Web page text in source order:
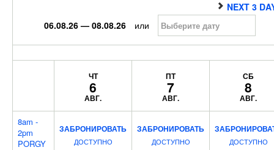
NEXT 3
06.08.26 — 08.08.26
или
ЧТ
6
АВГ.
ПТ
7
АВГ.
СБ
8
АВГ.
8am -
2pm
PORGY
ЗАБРОНИРОВАТЬ
ДОСТУПНО
ЗАБРОНИРОВАТЬ
ДОСТУПНО ДОСТУПНО